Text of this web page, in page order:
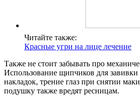
Читайте также:
Красные угри на лице лечение
Также не стоит забывать про
Использование щипчиков для
накладок, трение глаз при снятии
подушку также вредят ресницам.